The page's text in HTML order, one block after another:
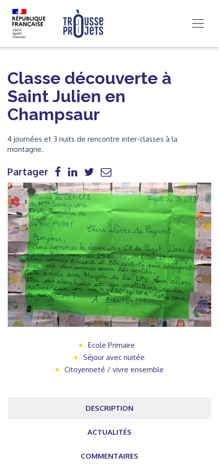
Classe découverte à
Saint Julien en
Champsaur
4 journées et 3 nuits de rencontre inter-classes à la
montagne.
Partager
Ecole Primaire
Séjour avec nuitée
Citoyenneté / vivre ensemble
DESCRIPTION
ACTUALITÉS
COMMENTAIRES